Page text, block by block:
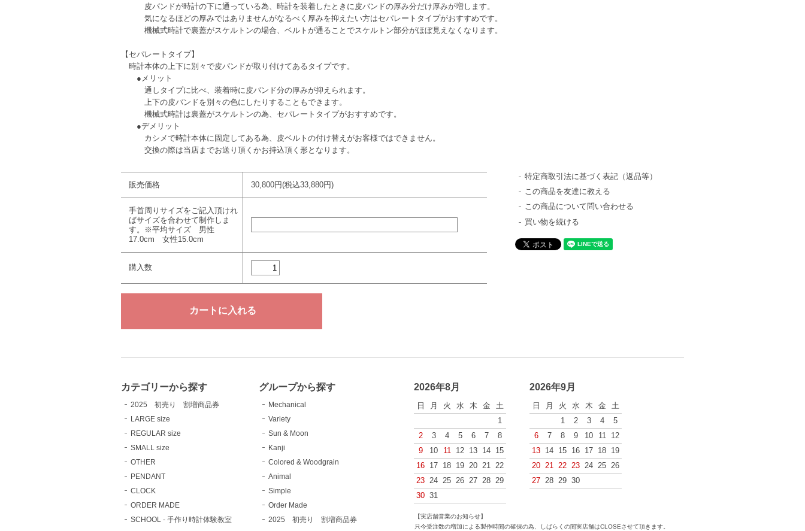
皮バンドが時計の下に通っている為、時計を装着したときに皮バンドの厚み分だけ厚みが増します。
気になるほどの厚みではありませんがなるべく厚みを抑えたい方はセパレートタイプがおすすめです。
機械式時計で裏蓋がスケルトンの場合、ベルトが通ることでスケルトン部分がほぼ見えなくなります。
【セパレートタイプ】
時計本体の上下に別々で皮バンドが取り付けてあるタイプです。
●メリット
通しタイプに比べ、装着時に皮バンド分の厚みが抑えられます。
上下の皮バンドを別々の色にしたりすることもできます。
機械式時計は裏蓋がスケルトンの為、セパレートタイプがおすすめです。
●デメリット
カシメで時計本体に固定してある為、皮ベルトの付け替えがお客様ではできません。
交換の際は当店までお送り頂くかお持込頂く形となります。
販売価格 30,800円(税込33,880円)
手首周りサイズをご記入頂けれ
ばサイズを合わせて制作しま
す。※平均サイズ 男性
17.0cm 女性15.0cm
購入数
特定商取引法に基づく表記（返品等）
この商品を友達に教える
この商品について問い合わせる
買い物を続ける
カテゴリーから探す
2025 初売り 割増商品券
LARGE size
REGULAR size
SMALL size
OTHER
PENDANT
CLOCK
ORDER MADE
SCHOOL - 手作り時計体験教室
2026年8月
日 月 火 水 木 金
土
1
2
3 4 5 6 7
8
9
10 11 12 13 14 15
16 17 18 19 20 21
22
23 24 25 26 27 28 29
30 31
2026年9月
日 月 火 水 木 金
土
1
2 3 4
5
6
7 8 9 10 11
12
13 14 15 16 17 18 19
20 21 22 23 24 25 26
27 28 29 30
【実店舗営業のお知らせ】
只今受注数の増加による製作時間の確保の為、しばらくの間実店舗はCLOSEさせて頂きます。
グループから探す
Mechanical
Variety
Sun & Moon
Kanji
Colored & Woodgrain
Animal
Simple
Order Made
2025 初売り 割増商品券